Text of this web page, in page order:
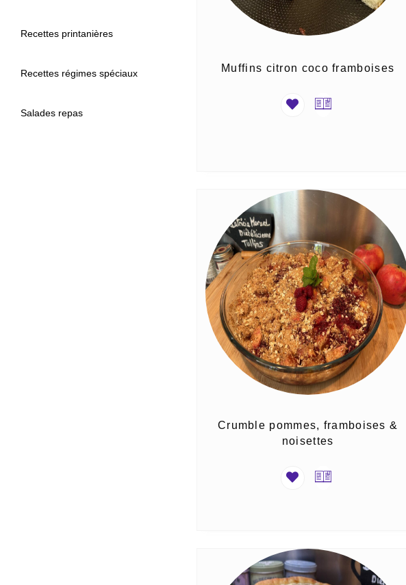
Recettes printanières
Recettes régimes spéciaux
Salades repas
Muffins citron coco framboises
Crumble pommes, framboises &
noisettes